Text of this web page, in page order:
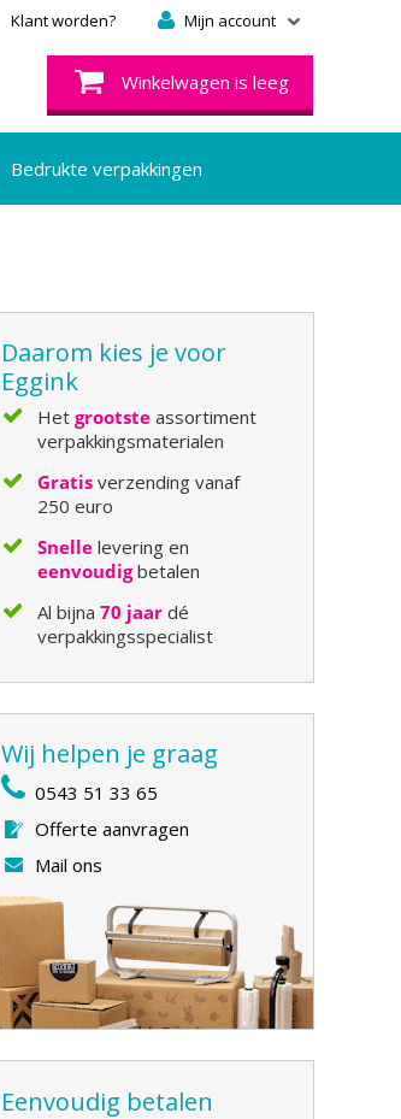
Mijn account
Klant worden?
Winkelwagen is leeg
Bedrukte verpakkingen
Daarom kies je voor
Eggink
Hetgrootste assortiment
verpakkingsmaterialen
Gratis verzending vanaf
250 euro
Snelle levering en
eenvoudigbetalen
Al bijna70 jaar dé
verpakkingsspecialist
Wij helpen je graag
0543 51 33 65
Offerte aanvragen
Mail ons
Eenvoudig betalen